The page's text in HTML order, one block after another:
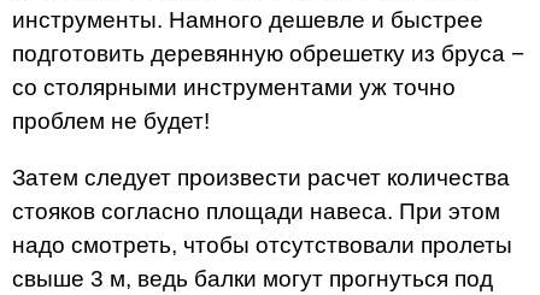
инструменты. Намного дешевле и быстрее
подготовить деревянную обрешетку из бруса −
со столярными инструментами уж точно
проблем не будет!
Затем следует произвести расчет количества
стояков согласно площади навеса. При этом
надо смотреть, чтобы отсутствовали пролеты
свыше 3 м, ведь балки могут прогнуться под